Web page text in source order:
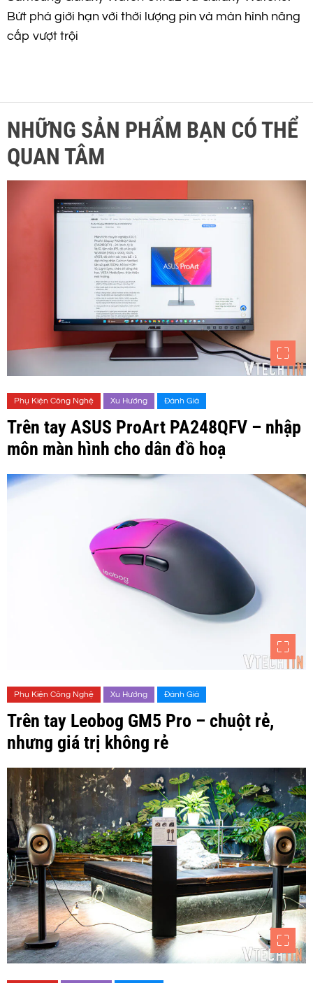
Bứt phá giới hạn với thời lượng pin và màn hình nâng
cấp vượt trội
NHỮNG SẢN PHẨM BẠN CÓ THỂ
QUAN TÂM
Phụ Kiện Công Nghệ Xu Hướng Đánh Giá
Trên tay ASUS ProArt PA248QFV – nhập
môn màn hình cho dân đồ hoạ
Phụ Kiện Công Nghệ Xu Hướng Đánh Giá
Trên tay Leobog GM5 Pro – chuột rẻ,
nhưng giá trị không rẻ